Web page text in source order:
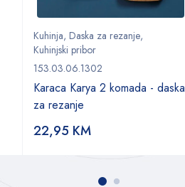
Kuhinja, Daska za rezanje,
Kuhinjski pribor
153.03.06.1302
Karaca Karya 2 komada - daska
za rezanje
22,95 KM